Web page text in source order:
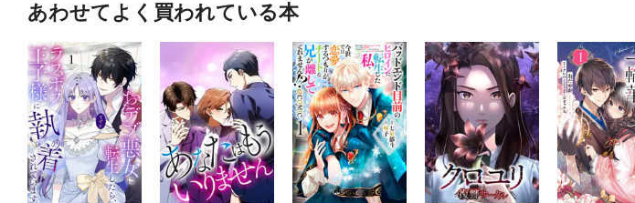
あわせてよく買われている本